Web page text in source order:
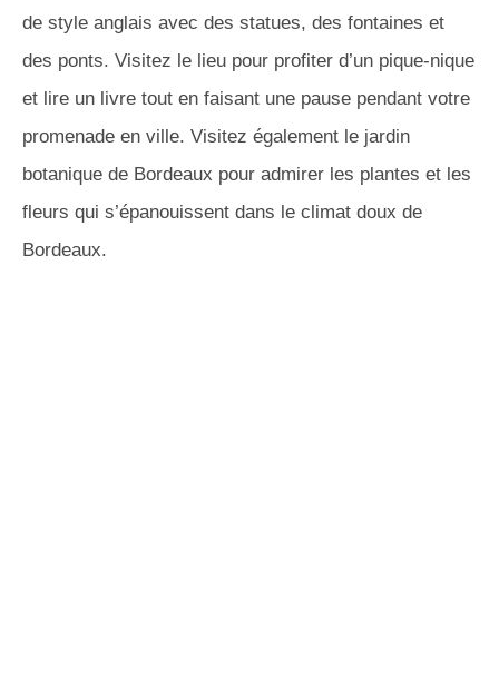
de style anglais avec des statues, des fontaines et
des ponts. Visitez le lieu pour profiter d’un pique-nique
et lire un livre tout en faisant une pause pendant votre
promenade en ville. Visitez également le jardin
botanique de Bordeaux pour admirer les plantes et les
fleurs qui s’épanouissent dans le climat doux de
Bordeaux.